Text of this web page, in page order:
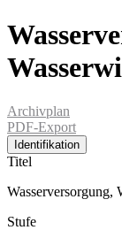
Archivplan
PDF-Export
Identifikation
Titel
Wasserversorgung,
Stufe